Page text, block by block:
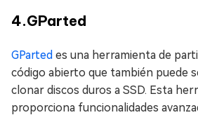
4.GParted
GParted es una herramienta de
código abierto que también puede
clonar discos duros a SSD. Esta
proporciona funcionalidades